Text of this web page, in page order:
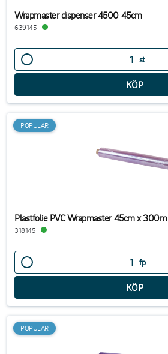
Wrapmaster dispenser 4500 45cm
639145
st
POPULÄR
Plastfolie PVC Wrapmaster 45cm x 300m
318145
fp
POPULÄR